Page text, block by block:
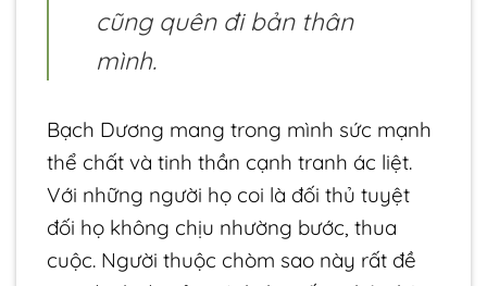
cũng quên đi bản thân
mình.
Bạch Dương mang trong mình sức mạnh
thể chất và tinh thần cạnh tranh ác liệt.
Với những người họ coi là đối thủ tuyệt
đối họ không chịu nhường bước, thua
cuộc. Người thuộc chòm sao này rất đề